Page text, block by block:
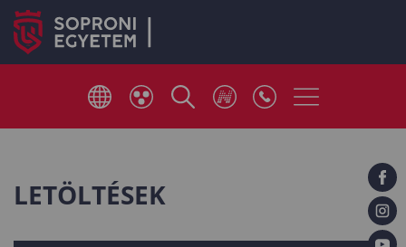
LETÖLTÉSEK